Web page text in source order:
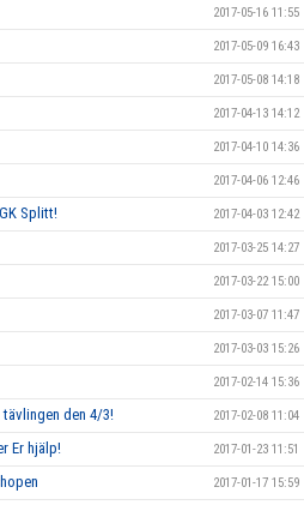
2017-05-16 11:55
2017-05-09 16:43
2017-05-08 14:18
2017-04-13 14:12
2017-04-10 14:36
2017-04-06 12:46
Splitt! 2017-04-03 12:42
2017-03-25 14:27
2017-03-22 15:00
2017-03-07 11:47
2017-03-03 15:26
2017-02-14 15:36
den 4/3! 2017-02-08 11:04
Er hjälp! 2017-01-23 11:51
2017-01-17 15:59